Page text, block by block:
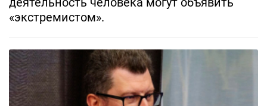
«экстремистом».